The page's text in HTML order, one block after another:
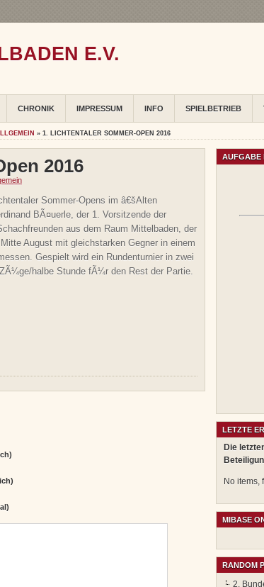
E.V.
CHRONIK IMPRESSUM INFO SPIELBETRIEB
» 1. LICHTENTALER SOMMER-OPEN 2016
2016
Sommer-Opens im â€šAlten
BÃ¤uerle, der 1. Vorsitzende der
aus dem Raum Mittelbaden, der
August mit gleichstarken Gegner in einem
Gespielt wird ein Rundenturnier in zwei
halbe Stunde fÃ¼r den Rest der Partie.
AUFGABE
LETZTE
Die
No items,
MIBASE
RANDOM
2.